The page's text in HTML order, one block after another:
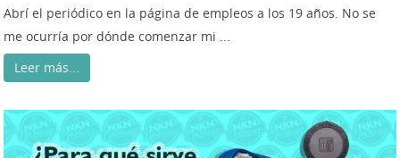
Abrí el periódico en la página de empleos a los 19 años. No se
me ocurría por dónde comenzar mi ...
Leer más...